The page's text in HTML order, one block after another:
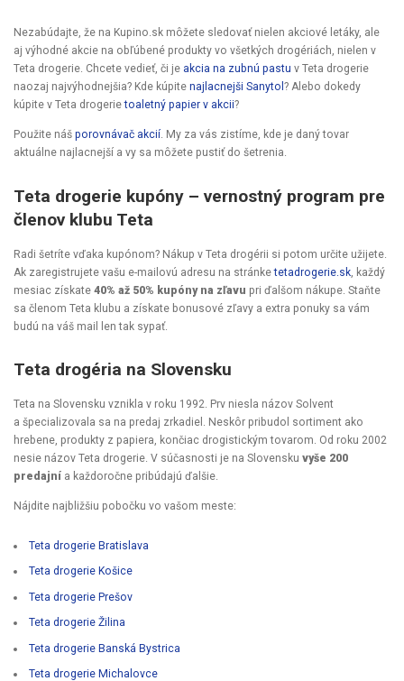
Nezabúdajte, že na Kupino.sk môžete sledovať nielen akciové letáky, ale
aj výhodné akcie na obľúbené produkty vo všetkých drogériách, nielen v
Teta drogerie. Chcete vedieť, či je akcia na zubnú pastu v Teta drogerie
naozaj najvýhodnejšia? Kde kúpite najlacnejši Sanytol ? Alebo dokedy
kúpite v Teta drogerietoaletný papier v akcii?
Použite náš porovnávač akcií. My za vás zistíme, kde je daný tovar
aktuálne najlacnejší a vy sa môžete pustiť do šetrenia.
Teta drogerie kupóny – vernostný program pre
členov klubu Teta
Radi šetríte vďaka kupónom? Nákup v Teta drogérii si potom určite užijete.
Ak zaregistrujete vašu e-mailovú adresu na stránketetadrogerie.sk , každý
mesiac získate 40% až 50% kupóny na zľavu pri ďalšom nákupe. Staňte
sa členom Teta klubu a získate bonusové zľavy a extra ponuky sa vám
budú na váš mail len tak sypať.
Teta drogéria na Slovensku
Teta na Slovensku vznikla v roku 1992. Prv niesla názov Solvent
a špecializovala sa na predaj zrkadiel. Neskôr pribudol sortiment ako
hrebene, produkty z papiera, končiac drogistickým tovarom. Od roku 2002
nesie názov Teta drogerie. V súčasnosti je na Slovensku vyše 200
predajní a každoročne pribúdajú ďalšie.
Nájdite najbližšiu pobočku vo vašom meste:
Teta drogerie Bratislava
Teta drogerie Košice
Teta drogerie Prešov
Teta drogerie Žilina
Teta drogerie Banská Bystrica
Teta drogerie Michalovce